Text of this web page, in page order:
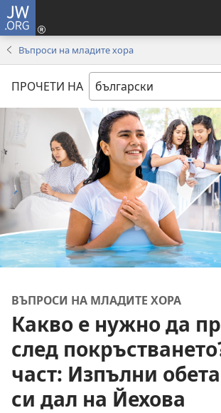
JW.ORG
Въпроси на младите хора
ПРОЧЕТИ НА
ВЪПРОСИ НА МЛАДИТЕ ХОРА
Какво е нужно да
след
част: Изпълни
си дал на Йехова